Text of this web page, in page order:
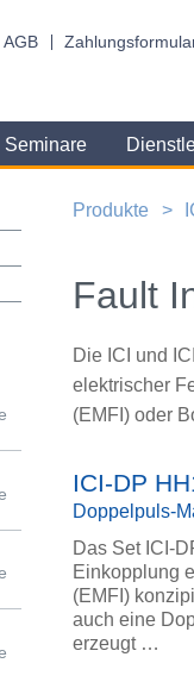
AGB
Seminare
Produkte
Fault
Die ICI und
elektrischer
(EMFI) oder
ICI-DP
Doppelpuls-
Das Set ICI-
Einkopplung
(EMFI)
auch eine
erzeugt …